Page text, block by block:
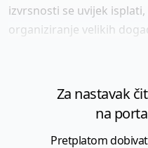
izvrsnosti se uvijek
organiziranje velikih
Za nastavak
na
Pretplatom